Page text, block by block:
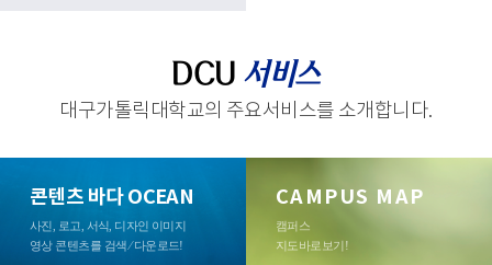
DCU 서비스
대구가톨릭대학교의 주요서비스를 소개합니다.
콘텐츠 바다 OCEAN
사진, 로고, 서식, 디자인 이미지
영상 콘텐츠를 검색 ⁄ 다운로드!
CAMPUS MAP
캠퍼스
지도바로보기!